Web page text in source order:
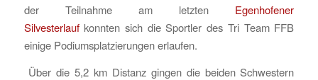
der Teilnahme am letzten Egenhofener
Silvesterlaufkonnten sich die Sportler des Tri Team FFB
einige Podiumsplatzierungen erlaufen.
Über die 5,2 km Distanz gingen die beiden Schwestern